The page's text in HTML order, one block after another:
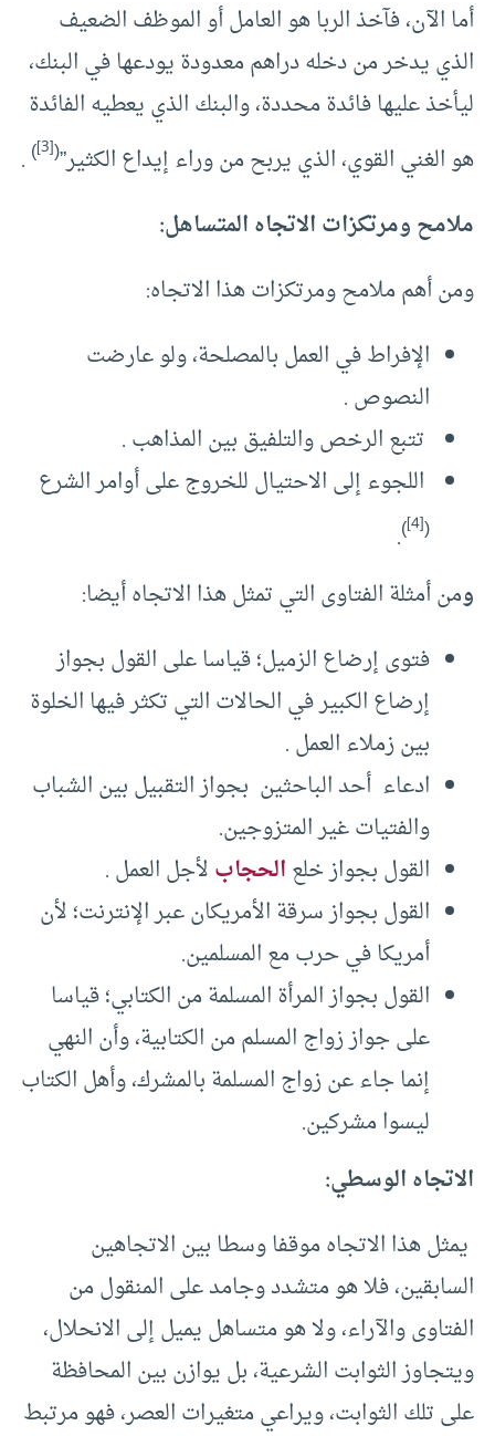
أما الآن، فآخذ الربا هو العامل أو الموظف الضعيف
الذي يدخر من دخله دراهم معدودة يودعها في البنك،
ليأخذ عليها فائدة محددة، والبنك الذي يعطيه الفائدة
هو الغني القوي، الذي يربح من وراء إيداع الكثير”(
[3]
)
.
ملامح ومرتكزات الاتجاه المتساهل:
ومن أهم ملامح ومرتكزات هذا الاتجاه:
الإفراط في العمل بالمصلحة، ولو عارضت
النصوص .
تتبع الرخص والتلفيق بين المذاهب .
اللجوء إلى الاحتيال للخروج على أوامر الشرع
(
[4]
)
.
ومن أمثلة الفتاوى التي تمثل هذا الاتجاه أيضا:
فتوى إرضاع الزميل؛ قياسا على القول بجواز
إرضاع الكبير في الحالات التي تكثر فيها الخلوة
بين زملاء العمل .
ادعاء أحد الباحثين بجواز التقبيل بين الشباب
والفتيات غير المتزوجين.
القول بجواز خلعالحجابلأجل العمل .
القول بجواز سرقة الأمريكان عبر الإنترنت؛ لأن
أمريكا في حرب مع المسلمين.
القول بجواز المرأة المسلمة من الكتابي؛ قياسا
على جواز زواج المسلم من الكتابية، وأن النهي
إنما جاء عن زواج المسلمة بالمشرك، وأهل الكتاب
ليسوا مشركين.
الاتجاه الوسطي:
يمثل هذا الاتجاه موقفا وسطا بين الاتجاهين
السابقين، فلا هو متشدد وجامد على المنقول من
الفتاوى والآراء، ولا هو متساهل يميل إلى الانحلال،
ويتجاوز الثوابت الشرعية، بل يوازن بين المحافظة
على تلك الثوابت، ويراعي متغيرات العصر، فهو مرتبط